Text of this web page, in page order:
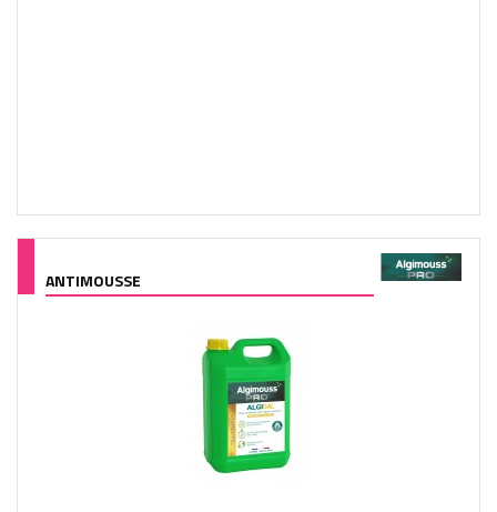
ANTIMOUSSE